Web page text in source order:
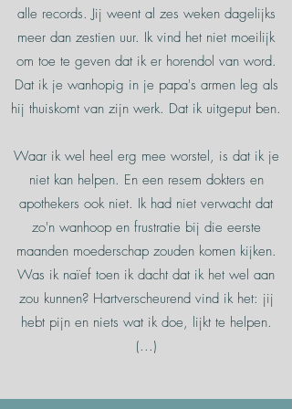
alle records. Jij weent al zes weken dagelijks
meer dan zestien uur. Ik vind het niet moeilijk
om toe te geven dat ik er horendol van word.
Dat ik je wanhopig in je papa's armen leg als
hij thuiskomt van zijn werk. Dat ik uitgeput ben.
Waar ik wel heel erg mee worstel, is dat ik je
niet kan helpen. En een resem dokters en
apothekers ook niet. Ik had niet verwacht dat
zo'n wanhoop en frustratie bij die eerste
maanden moederschap zouden komen kijken.
Was ik naïef toen ik dacht dat ik het wel aan
zou kunnen? Hartverscheurend vind ik het: jij
hebt pijn en niets wat ik doe, lijkt te helpen.
(...)